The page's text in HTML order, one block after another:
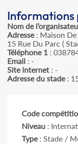
Informations
Nom de
Adresse: Maison De
15 Rue Du Parc (
Téléphone 1 :
Email : -
Site internet : -
Adresse du stade:
Code
Niveau :
Type: Stade /